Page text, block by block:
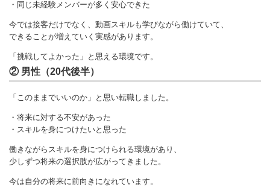
・同じ未経験メンバーが多く安心できた
今では接客だけでなく、動画スキルも学びながら働けていて、
できることが増えていく実感があります。
「挑戦してよかった」と思える環境です。
② 男性（20代後半）
「このままでいいのか」と思い転職しました。
・将来に対する不安があった
・スキルを身につけたいと思った
働きながらスキルを身につけられる環境があり、
少しずつ将来の選択肢が広がってきました。
今は自分の将来に前向きになれています。